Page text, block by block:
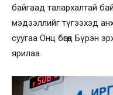
байгаад талархалтай
мэдээллийг түгээхэд
суугаа Онц бөгөөд Бүрэн
ярилаа.